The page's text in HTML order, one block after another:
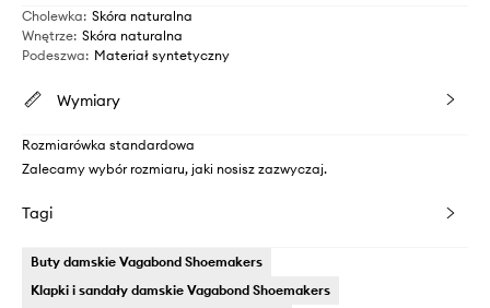
Cholewka: Skóra naturalna
Wnętrze: Skóra naturalna
Podeszwa: Materiał syntetyczny
Wymiary
Rozmiarówka standardowa
Zalecamy wybór rozmiaru, jaki nosisz zazwyczaj.
Tagi
Buty damskie Vagabond Shoemakers
Klapki i sandały damskie Vagabond Shoemakers